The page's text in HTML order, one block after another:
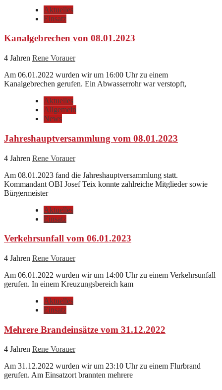
Aktuelles
Einsatz
Kanalgebrechen von 08.01.2023
4 Jahren Rene Vorauer
Am 06.01.2022 wurden wir um 16:00 Uhr zu einem
Kanalgebrechen gerufen. Ein Abwasserrohr war verstopft,
Aktuelles
Allgemein
News
Jahreshauptversammlung vom 08.01.2023
4 Jahren Rene Vorauer
Am 08.01.2023 fand die Jahreshauptversammlung statt.
Kommandant OBI Josef Teix konnte zahlreiche Mitglieder sowie
Bürgermeister
Aktuelles
Einsatz
Verkehrsunfall vom 06.01.2023
4 Jahren Rene Vorauer
Am 06.01.2022 wurden wir um 14:00 Uhr zu einem Verkehrsunfall
gerufen. In einem Kreuzungsbereich kam
Aktuelles
Einsatz
Mehrere Brandeinsätze vom 31.12.2022
4 Jahren Rene Vorauer
Am 31.12.2022 wurden wir um 23:10 Uhr zu einem Flurbrand
gerufen. Am Einsatzort brannten mehrere